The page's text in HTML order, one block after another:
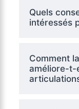
Quels
intéressés
Comment
améliore-t-